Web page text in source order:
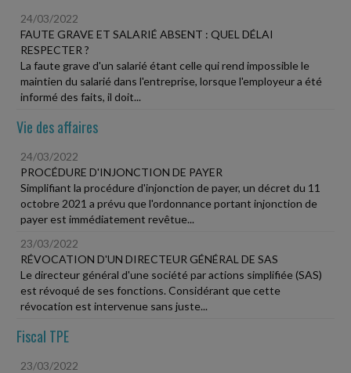
24/03/2022
FAUTE GRAVE ET SALARIÉ ABSENT : QUEL DÉLAI
RESPECTER ?
La faute grave d'un salarié étant celle qui rend impossible le
maintien du salarié dans l'entreprise, lorsque l'employeur a été
informé des faits, il doit...
Vie des affaires
24/03/2022
PROCÉDURE D'INJONCTION DE PAYER
Simplifiant la procédure d'injonction de payer, un décret du 11
octobre 2021 a prévu que l'ordonnance portant injonction de
payer est immédiatement revêtue...
23/03/2022
RÉVOCATION D'UN DIRECTEUR GÉNÉRAL DE SAS
Le directeur général d'une société par actions simplifiée (SAS)
est révoqué de ses fonctions. Considérant que cette
révocation est intervenue sans juste...
Fiscal TPE
23/03/2022